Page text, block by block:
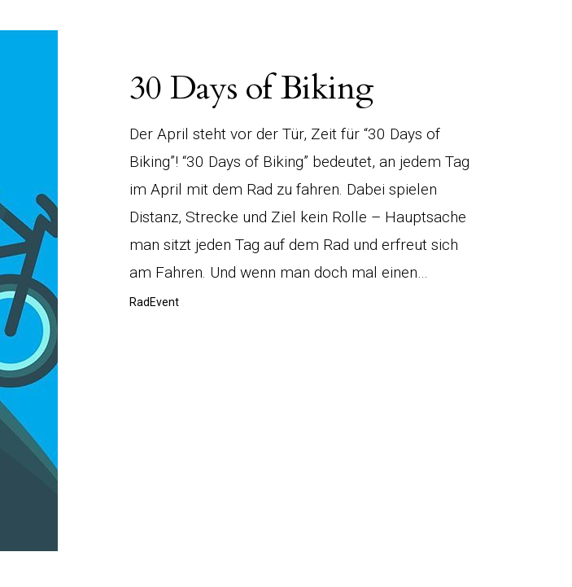
30 Days of Biking
Der April steht vor der Tür, Zeit für “30 Days of
Biking”! “30 Days of Biking” bedeutet, an jedem Tag
im April mit dem Rad zu fahren. Dabei spielen
Distanz, Strecke und Ziel kein Rolle – Hauptsache
man sitzt jeden Tag auf dem Rad und erfreut sich
am Fahren. Und wenn man doch mal einen…
RadEvent